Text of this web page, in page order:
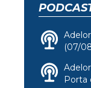
(07/
Porta